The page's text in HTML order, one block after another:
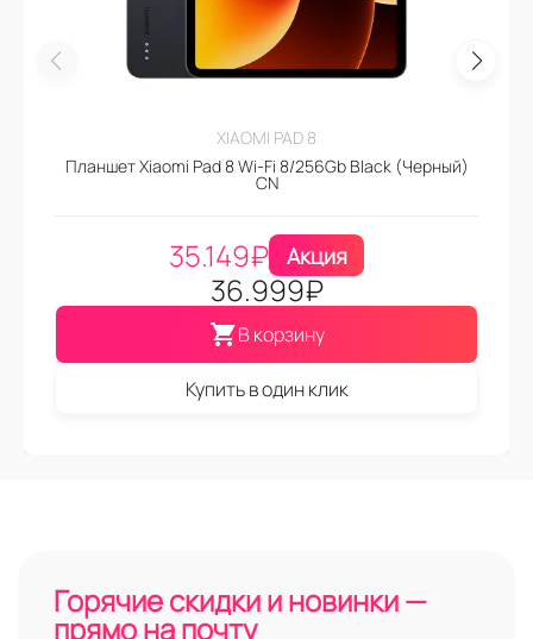
XIAOMI PAD 8
Планшет Xiaomi Pad 8 Wi-Fi 8/256Gb Black (Черный)
CN
35.149₽ Акция
36.999₽
В корзину
Купить в один клик
Горячие скидки и новинки —
прямо на почту